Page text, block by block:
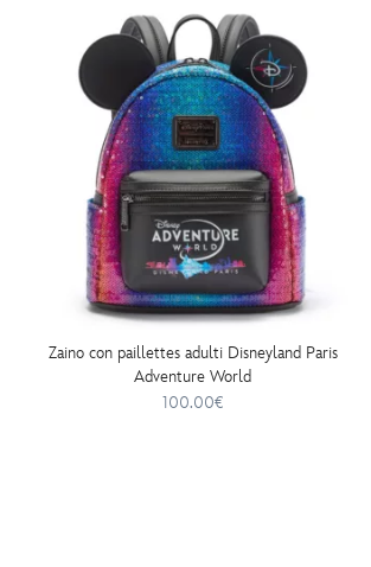
Zaino con paillettes adulti Disneyland Paris
Adventure World
100.00€